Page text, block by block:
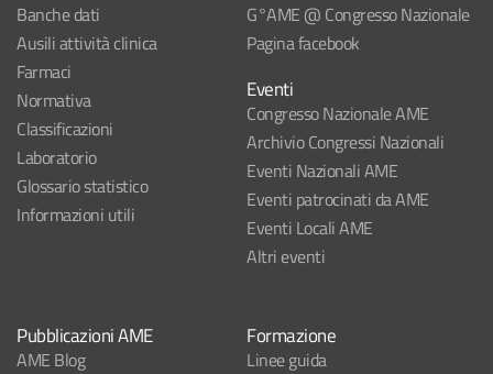
Banche dati
Ausili attività clinica
Farmaci
Normativa
Classificazioni
Laboratorio
Glossario statistico
Informazioni utili
G°AME @ Congresso Nazionale
Pagina facebook
Eventi
Congresso Nazionale AME
Archivio Congressi Nazionali
Eventi Nazionali AME
Eventi patrocinati da AME
Eventi Locali AME
Altri eventi
Pubblicazioni AME
AME Blog
Formazione
Linee guida